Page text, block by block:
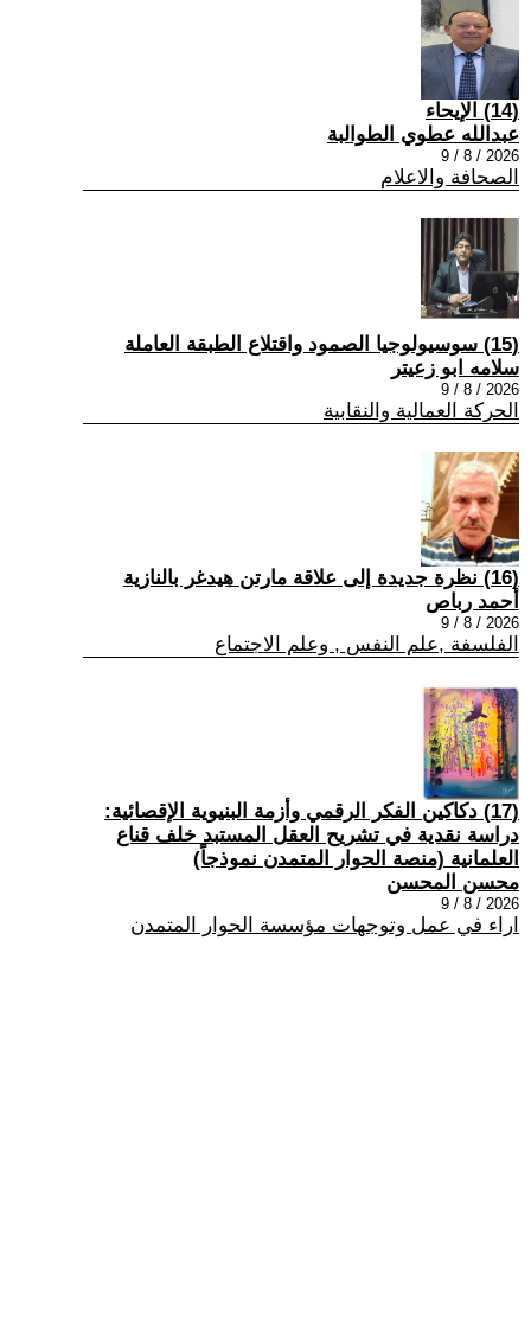
(14) الإيحاء
عبدالله عطوي الطوالبة
2026 / 8 / 9
الصحافة والاعلام
(15) سوسيولوجيا الصمود واقتلاع الطبقة العاملة
سلامه ابو زعيتر
2026 / 8 / 9
الحركة العمالية والنقابية
(16) نظرة جديدة إلى علاقة مارتن هيدغر بالنازية
أحمد رباص
2026 / 8 / 9
الفلسفة ,علم النفس , وعلم الاجتماع
(17) دكاكين الفكر الرقمي وأزمة البنيوية الإقصائية:
دراسة نقدية في تشريح العقل المستبد خلف قناع
العلمانية (منصة الحوار المتمدن نموذجاً)
محسن المحسن
2026 / 8 / 9
اراء في عمل وتوجهات مؤسسة الحوار المتمدن